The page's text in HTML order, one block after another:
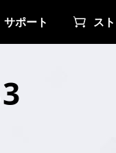
サポート ス